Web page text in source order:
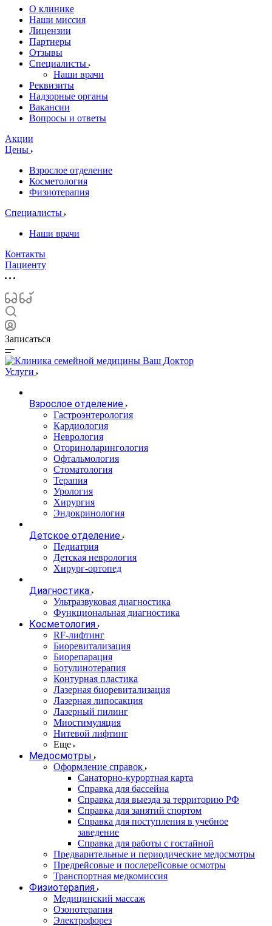
О клинике
Наши миссия
Лицензии
Партнеры
Отзывы
Специалисты
Наши врачи
Реквизиты
Надзорные органы
Вакансии
Вопросы и ответы
Акции
Цены
Взрослое отделение
Косметология
Физиотерапия
Специалисты
Наши врачи
Контакты
Пациенту
Записаться
Услуги
Взрослое отделение
Гастроэнтерология
Кардиология
Неврология
Оториноларингология
Офтальмология
Стоматология
Терапия
Урология
Хирургия
Эндокринология
Детское отделение
Педиатрия
Детская неврология
Хирург-ортопед
Диагностика
Ультразвуковая диагностика
Функциональная диагностика
Косметология
RF-лифтинг
Биоревитализация
Биорепарация
Ботулинотерапия
Контурная пластика
Лазерная биоревитализация
Лазерная липосакция
Лазерный пилинг
Миостимуляция
Нитевой лифтинг
Еще
Медосмотры
Оформление справок
Санаторно-курортная карта
Справка для бассейна
Справка для выезда за территорию РФ
Справка для занятий спортом
Справка для поступления в учебное
заведение
Справка для работы с гостайной
Предварительные и периодические медосмотры
Предрейсовые и послерейсовые осмотры
Транспортная медкомиссия
Физиотерапия
Медицинский массаж
Озонотерапия
Электрофорез